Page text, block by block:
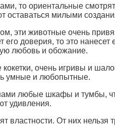
то ориентальные
оставаться милыми
эти животные очень
его доверия, то это
любовь и обожание.
очень игривы и
умные и любопытные.
любые шкафы и тумбы,
удивления.
властности. От них